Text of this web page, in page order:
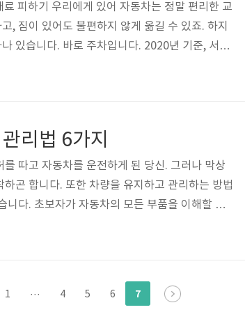
피하기 우리에게 있어 자동차는 정말 편리한 교
, 짐이 있어도 불편하지 않게 옮길 수 있죠. 하지
있습니다. 바로 주차입니다. 2020년 기준, 서울
당 5,198대가 있다고 볼 수 있습니다. 경찰청에
리법 6가지
따고 자동차를 운전하게 된 당신. 그러나 막상
곤 합니다. 또한 차량을 유지하고 관리하는 방법
니다. 초보자가 자동차의 모든 부품을 이해할 필
있으면 문제가 발생했을 때 빠르게 판단이 가능
는 부품입니다. 이러한 타이어에 이상이 생기게
는 ..
1 ··· 4 5 6 7